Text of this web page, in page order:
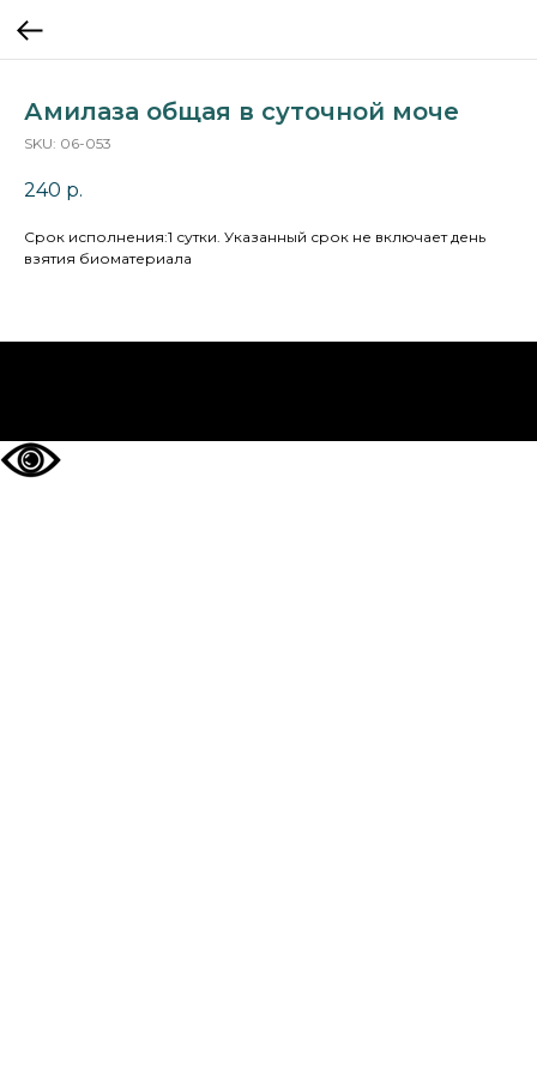
Амилаза общая в суточной моче
SKU: 06-053
240 р.
Cрок исполнения:1 сутки. Указанный срок не включает день
взятия биоматериала